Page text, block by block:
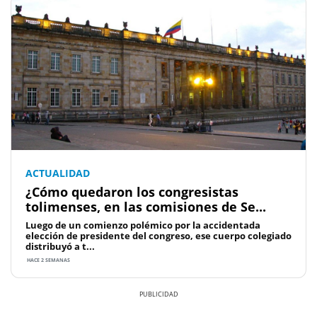
ACTUALIDAD
¿Cómo quedaron los congresistas
tolimenses, en las comisiones de Se...
Luego de un comienzo polémico por la accidentada
elección de presidente del congreso, ese cuerpo colegiado
distribuyó a t...
HACE 2 SEMANAS